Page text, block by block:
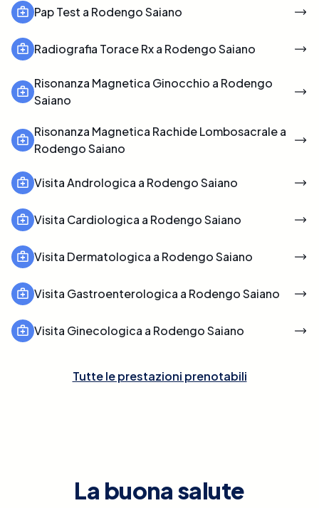
Pap Test a Rodengo Saiano
Radiografia Torace Rx a Rodengo Saiano
Risonanza Magnetica Ginocchio a Rodengo
Saiano
Risonanza Magnetica Rachide Lombosacrale a
Rodengo Saiano
Visita Andrologica a Rodengo Saiano
Visita Cardiologica a Rodengo Saiano
Visita Dermatologica a Rodengo Saiano
Visita Gastroenterologica a Rodengo Saiano
Visita Ginecologica a Rodengo Saiano
Tutte le prestazioni prenotabili
La buona salute